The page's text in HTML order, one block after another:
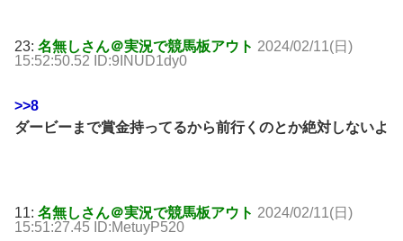
23: 名無しさん＠実況で競馬板アウト 2024/02/11(日)
15:52:50.52 ID:9INUD1dy0
>>8
ダービーまで賞金持ってるから前行くのとか絶対しないよ
11: 名無しさん＠実況で競馬板アウト 2024/02/11(日)
15:51:27.45 ID:MetuyP520